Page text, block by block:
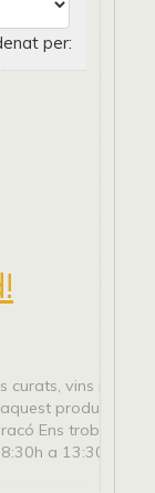
per:
curats, vins i caves
productes
Ens trobaràs a
a 13:30 i...